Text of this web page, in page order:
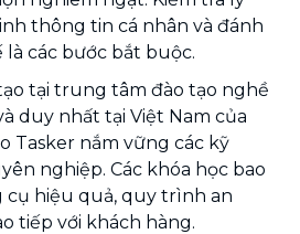
thông tin cá nhân và đánh
các bước bắt buộc.
tại trung tâm đào tạo nghề
duy nhất tại Việt Nam của
Tasker nắm vững các kỹ
nghiệp. Các khóa học bao
cụ hiệu quả, quy trình an
tiếp với khách hàng.